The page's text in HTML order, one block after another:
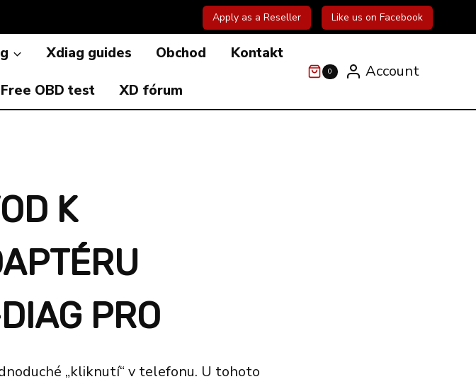
Apply as a Reseller Like us on Facebook
Xdiag guides Obchod Kontakt
Free OBD test XD fórum
0 Account
K
PRO
„kliknutí“ v telefonu. U tohoto